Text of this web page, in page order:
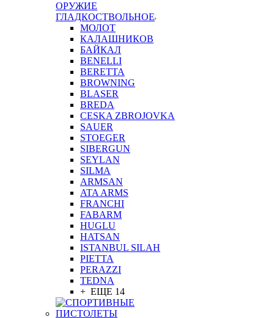
ОРУЖИЕ
ГЛАДКОСТВОЛЬНОЕ
МОЛОТ
КАЛАШНИКОВ
БАЙКАЛ
BENELLI
BERETTA
BROWNING
BLASER
BREDA
CESKA ZBROJOVKA
SAUER
STOEGER
SIBERGUN
SEYLAN
SILMA
ARMSAN
ATA ARMS
FRANCHI
FABARM
HUGLU
HATSAN
ISTANBUL SILAH
PIETTA
PERAZZI
TEDNA
+ ЕЩЕ 14